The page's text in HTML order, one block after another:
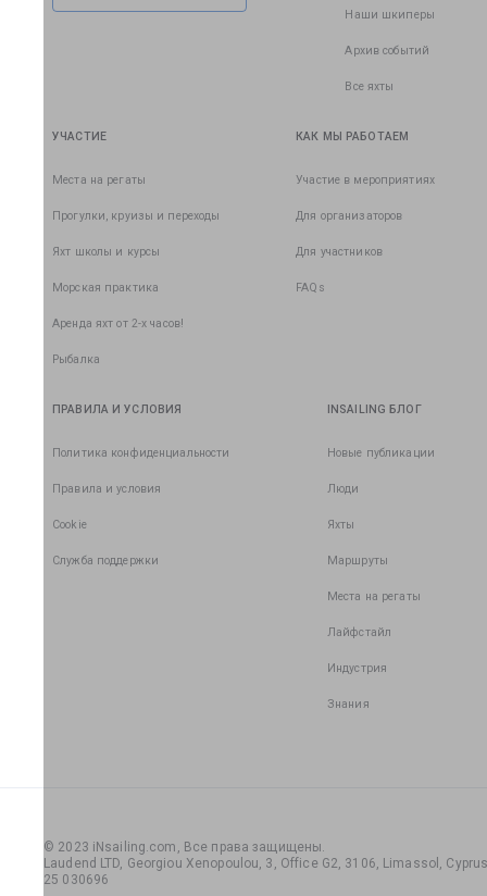
Наши шкиперы
Архив событий
Все яхты
УЧАСТИЕ
Места на регаты
Прогулки, круизы и переходы
Яхт школы и курсы
Морская практика
Аренда яхт от 2-х часов!
Рыбалка
КАК МЫ РАБОТАЕМ
Участие в мероприятиях
Для организаторов
Для участников
FAQs
ПРАВИЛА И УСЛОВИЯ
Политика конфиденциальности
Правила и условия
Cookie
Служба поддержки
INSAILING БЛОГ
Новые публикации
Люди
Яхты
Маршруты
Места на регаты
Лайфстайл
Индустрия
Знания
© 2023 iNsailing.com, Все права защищены.
Laudend LTD, Georgiou Xenopoulou, 3, Office G2, 3106, Limassol,
25 030696